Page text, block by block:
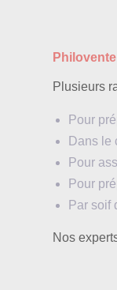
Philovente
Plusieurs
Pour
Dans le
Pour
Pour
Par soif
Nos